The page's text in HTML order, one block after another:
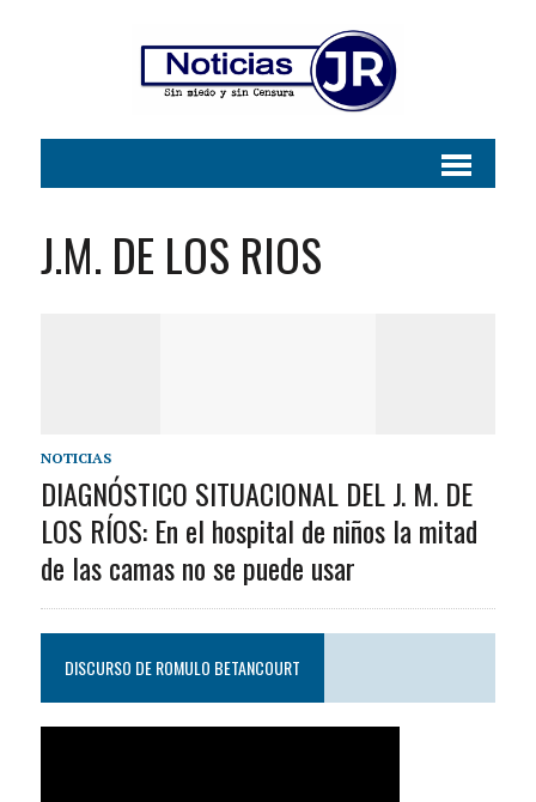
J.M. DE LOS RIOS
NOTICIAS
DIAGNÓSTICO SITUACIONAL DEL J. M. DE
LOS RÍOS: En el hospital de niños la mitad
de las camas no se puede usar
DISCURSO DE ROMULO BETANCOURT